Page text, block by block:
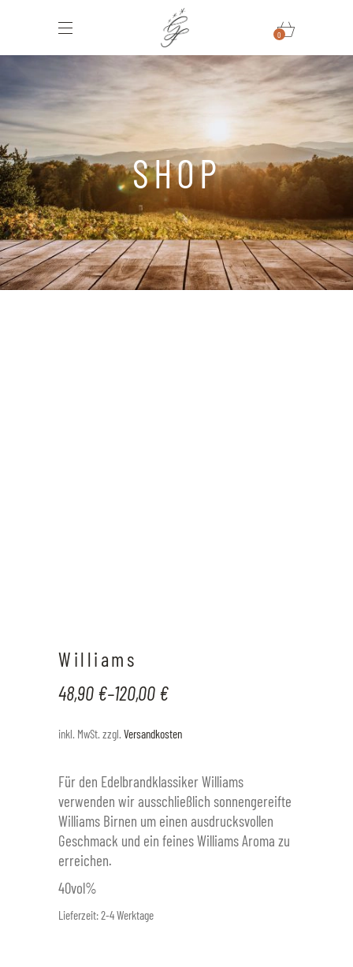
0
SHOP
Williams
48,90 €–120,00 €
inkl. MwSt. zzgl. Versandkosten
Für den Edelbrandklassiker Williams
verwenden wir ausschließlich sonnengereifte
Williams Birnen um einen ausdrucksvollen
Geschmack und ein feines Williams Aroma zu
erreichen.
40vol%
Lieferzeit:2-4 Werktage